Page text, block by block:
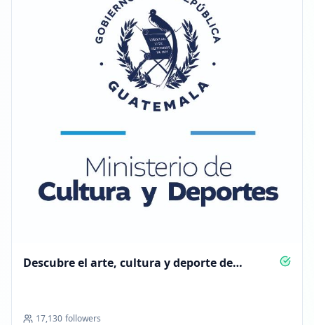
Descubre el arte, cultura y deporte de
17,130 followers